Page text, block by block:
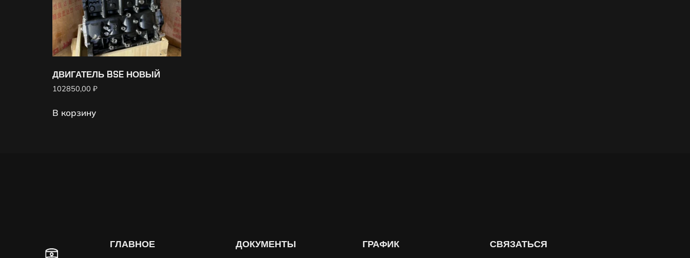
ДВИГАТЕЛЬ BSE НОВЫЙ
102850,00 ₽
В корзину
ГЛАВНОЕ ДОКУМЕНТЫ ГРАФИК СВЯЗАТЬСЯ